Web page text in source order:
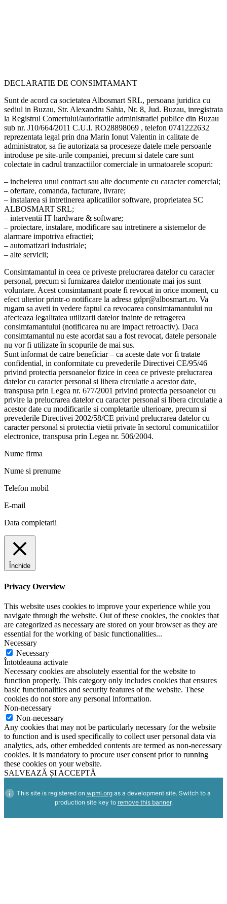
DECLARATIE DE CONSIMTAMANT
Sunt de acord ca societatea Albosmart SRL, persoana juridica cu
sediul in Buzau, Str. Alexandru Sahia, Nr. 8, Jud. Buzau, inregistrata
la Registrul Comertului/autoritatile administratiei publice din Buzau
sub nr. J10/664/2011 C.U.I. RO28898069 , telefon 0741222632
reprezentata legal prin dna Marin Ionut Valentin in calitate de
administrator, sa fie autorizata sa proceseze datele mele persoanle
introduse pe site-urile companiei, precum si datele care sunt
colectate in cadrul tranzactiilor comerciale in urmatoarele scopuri:
– incheierea unui contract sau alte documente cu caracter comercial;
– ofertare, comanda, facturare, livrare;
– instalarea si intretinerea aplicatiilor software, proprietatea SC
ALBOSMART SRL;
– interventii IT hardware & software;
– proiectare, instalare, modificare sau intretinere a sistemelor de
alarmare impotriva efractiei;
– automatizari industriale;
– alte servicii;
Consimtamantul in ceea ce priveste prelucrarea datelor cu caracter
personal, precum si furnizarea datelor mentionate mai jos sunt
voluntare. Acest consimtamant poate fi revocat in orice moment, cu
efect ulterior printr-o notificare la adresa gdpr@albosmart.ro. Va
rugam sa aveti in vedere faptul ca revocarea consimtamantului nu
afecteaza legalitatea utilizarii datelor inainte de retragerea
consimtamantului (notificarea nu are impact retroactiv). Daca
consimtamantul nu este acordat sau a fost revocat, datele personale
nu vor fi utilizate în scopurile de mai sus.
Sunt informat de catre beneficiar – ca aceste date vor fi tratate
confidential, in conformitate cu prevederile Directivei CE/95/46
privind protectia persoanelor fizice in ceea ce priveste prelucrarea
datelor cu caracter personal si libera circulatie a acestor date,
transpusa prin Legea nr. 677/2001 privind protectia persoanelor cu
privire la prelucrarea datelor cu caracter personal si libera circulatie a
acestor date cu modificarile si completarile ulterioare, precum si
prevederile Directivei 2002/58/CE privind prelucrarea datelor cu
caracter personal si protectia vietii private în sectorul comunicatiilor
electronice, transpusa prin Legea nr. 506/2004.
Nume firma
Nume si prenume
Telefon mobil
E-mail
Data completarii
Închide
Privacy Overview
This website uses cookies to improve your experience while you
navigate through the website. Out of these cookies, the cookies that
are categorized as necessary are stored on your browser as they are
essential for the working of basic functionalities...
Necessary
Necessary
Întotdeauna activate
Necessary cookies are absolutely essential for the website to
function properly. This category only includes cookies that ensures
basic functionalities and security features of the website. These
cookies do not store any personal information.
Non-necessary
Non-necessary
Any cookies that may not be particularly necessary for the website
to function and is used specifically to collect user personal data via
analytics, ads, other embedded contents are termed as non-necessary
cookies. It is mandatory to procure user consent prior to running
these cookies on your website.
SALVEAZĂ ȘI ACCEPTĂ
This site is registered on wpml.orgas a development site. Switch to a
production site key to remove this banner.